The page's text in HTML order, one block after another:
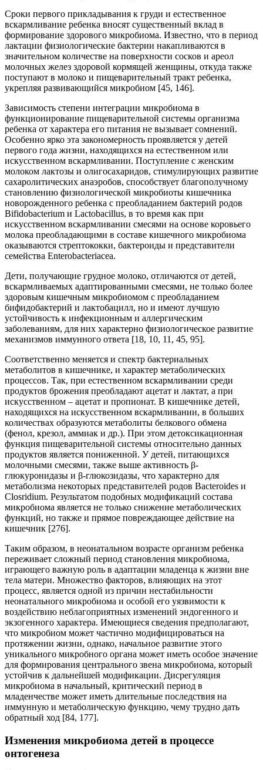
Сроки первого прикладывания к груди и естественное
вскармливание ребенка вносят существенный вклад в
формирование здорового микробиома. Известно, что в период
лактации физиологические бактерии накапливаются в
значительном количестве на поверхности сосков и ареол
молочных желез здоровой кормящей женщины, откуда также
поступают в молоко и пищеварительный тракт ребенка,
укрепляя развивающийся микробиом [45, 146].
Зависимость степени интеграции микробиома в
функционирование пищеварительной системы организма
ребенка от характера его питания не вызывает сомнений.
Особенно ярко эта закономерность проявляется у детей
первого года жизни, находящихся на естественном или
искусственном вскармливании. Поступление с женским
молоком лактозы и олигосахаридов, стимулирующих развитие
сахаролитических анаэробов, способствует благополучному
становлению физиологической микробиоты кишечника
новорожденного ребенка с преобладанием бактерий родов
Bifidobacterium и Lactobacillus, в то время как при
искусственном вскармливании смесями на основе коровьего
молока преобладающими в составе кишечного микробиома
оказываются стрептококки, бактероиды и представители
семейства Enterobacteriacea.
Дети, получающие грудное молоко, отличаются от детей,
вскармливаемых адаптированными смесями, не только более
здоровым кишечным микробиомом с преобладанием
бифидобактерий и лактобацилл, но и имеют лучшую
устойчивость к инфекционным и аллергическим
заболеваниям, для них характерно физиологическое развитие
механизмов иммунного ответа [18, 10, 11, 45, 95].
Соответственно меняется и спектр бактериальных
метаболитов в кишечнике, и характер метаболических
процессов. Так, при естественном вскармливании среди
продуктов брожения преобладают ацетат и лактат, а при
искусственном – ацетат и пропионат. В кишечнике детей,
находящихся на искусственном вскармливании, в больших
количествах образуются метаболиты белкового обмена
(фенол, крезол, аммиак и др.). При этом детоксикационная
функция пищеварительной системы относительно данных
продуктов является пониженной. У детей, питающихся
молочными смесями, также выше активность β-
глюкуронидазы и β-глюкозидазы, что характерно для
метаболизма некоторых представителей родов Bacteroides и
Closridium. Результатом подобных модификаций состава
микробиома является не только снижение метаболических
функций, но также и прямое повреждающее действие на
кишечник [276].
Таким образом, в неонатальном возрасте организм ребенка
переживает сложный период становления микробиома,
играющего важную роль в адаптации младенца к жизни вне
тела матери. Множество факторов, влияющих на этот
процесс, является одной из причин нестабильности
неонатального микробиома и особой его уязвимости к
воздействию неблагоприятных изменений эндогенного и
экзогенного характера. Имеющиеся сведения предполагают,
что микробиом может частично модифицироваться на
протяжении жизни, однако, начальное развитие этого
уникального микробного органа может иметь особое значение
для формирования центрального звена микробиома, который
устойчив к дальнейшей модификации. Дисрегуляция
микробиома в начальный, критический период в
младенчестве может иметь длительные последствия на
иммунную и метаболическую функцию, чему трудно дать
обратный ход [84, 177].
Изменения микробиома детей в процессе
онтогенеза